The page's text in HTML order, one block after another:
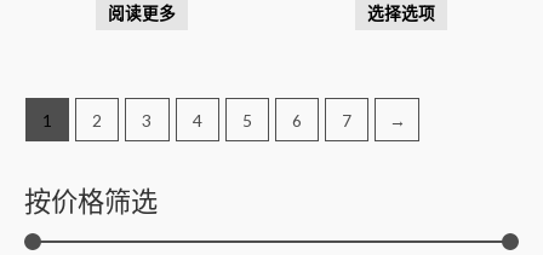
按价格筛选
阅读更多 选择选项
1 2 3 4 5 6 7 →